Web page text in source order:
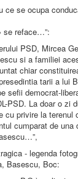
ce se ocupa
se reface…”:
PSD, Mircea
si a familiei
chiar
tarii a lui
sefii democrat-
PSD. La doar o zi
cu privire la terenul
cumparat de una
- legenda
Basescu, Boc: